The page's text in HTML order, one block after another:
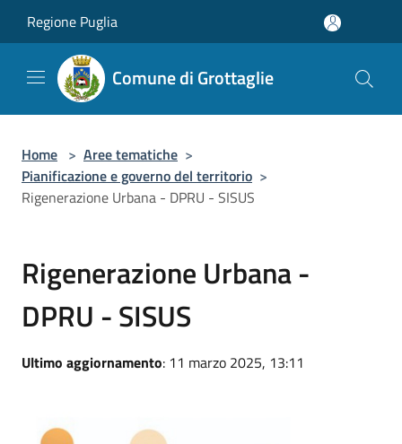
Regione Puglia
Comune di Grottaglie
Home > Aree tematiche >
Pianificazione e governo del territorio >
Rigenerazione Urbana - DPRU - SISUS
Rigenerazione Urbana -
DPRU - SISUS
Ultimo aggiornamento: 11 marzo 2025, 13:11